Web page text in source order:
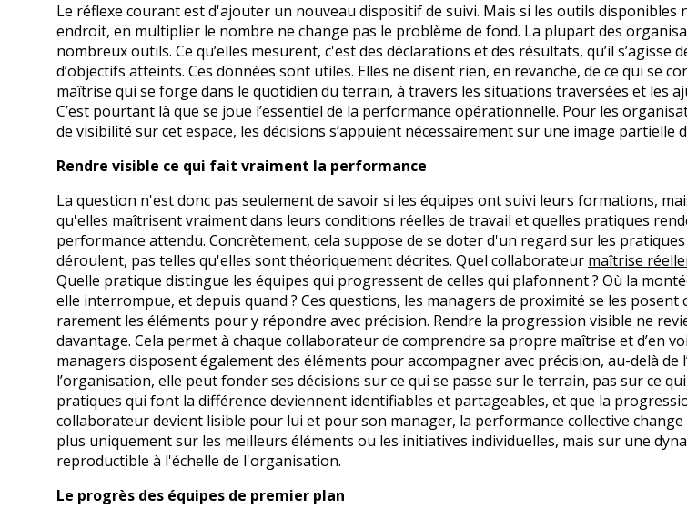
Le réflexe courant est d'ajouter un nouveau dispositif de suivi. Mais si les outils disponibles
endroit, en multiplier le nombre ne change pas le problème de fond. La plupart des
nombreux outils. Ce qu’elles mesurent, c'est des déclarations et des résultats, qu’il s’agisse
d’objectifs atteints. Ces données sont utiles. Elles ne disent rien, en revanche, de ce qui se
maîtrise qui se forge dans le quotidien du terrain, à travers les situations traversées et les
C’est pourtant là que se joue l’essentiel de la performance opérationnelle. Pour les
de visibilité sur cet espace, les décisions s’appuient nécessairement sur une image partielle
Rendre visible ce qui fait vraiment la performance
La question n'est donc pas seulement de savoir si les équipes ont suivi leurs formations,
qu'elles maîtrisent vraiment dans leurs conditions réelles de travail et quelles pratiques
performance attendu. Concrètement, cela suppose de se doter d'un regard sur les
déroulent, pas telles qu'elles sont théoriquement décrites. Quel collaborateur maîtrise
Quelle pratique distingue les équipes qui progressent de celles qui plafonnent ? Où la
elle interrompue, et depuis quand ? Ces questions, les managers de proximité se les posent
rarement les éléments pour y répondre avec précision. Rendre la progression visible ne
davantage. Cela permet à chaque collaborateur de comprendre sa propre maîtrise et d’en
managers disposent également des éléments pour accompagner avec précision, au-delà de
l’organisation, elle peut fonder ses décisions sur ce qui se passe sur le terrain, pas sur ce qui
pratiques qui font la différence deviennent identifiables et partageables, et que la
collaborateur devient lisible pour lui et pour son manager, la performance collective change
plus uniquement sur les meilleurs éléments ou les initiatives individuelles, mais sur une
reproductible à l'échelle de l'organisation.
Le progrès des équipes de premier plan